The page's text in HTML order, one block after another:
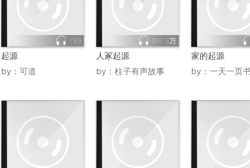
789
起源
by： 可道
897.8万
人冢起源
by： 柱子有声故事
家的起源
by： 一天一页书